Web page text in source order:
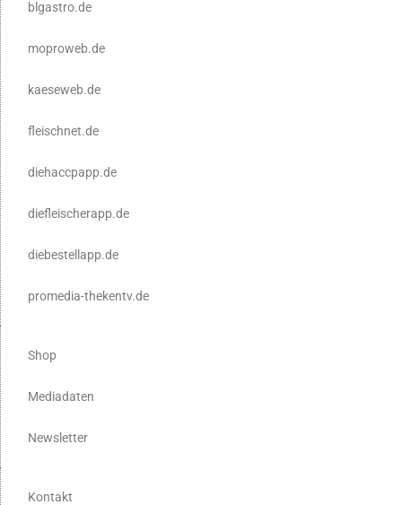
blgastro.de
moproweb.de
kaeseweb.de
fleischnet.de
diehaccpapp.de
diefleischerapp.de
diebestellapp.de
promedia-thekentv.de
Shop
Mediadaten
Newsletter
Kontakt